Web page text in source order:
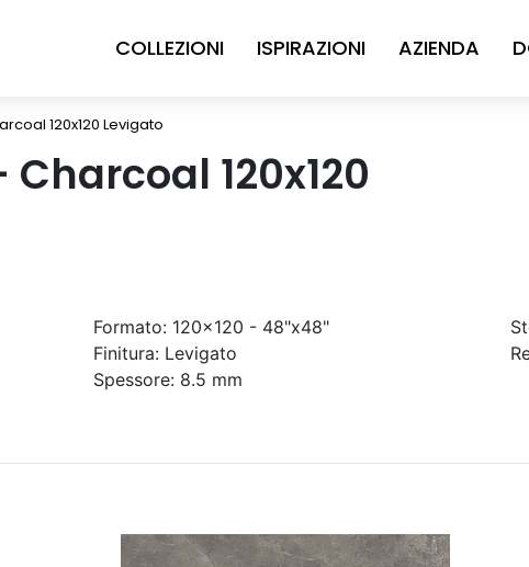
COLLEZIONI ISPIRAZIONI AZIENDA
120x120 Levigato
120x120
Formato: 120x120 - 48"x48"
Finitura: Levigato
Spessore: 8.5 mm